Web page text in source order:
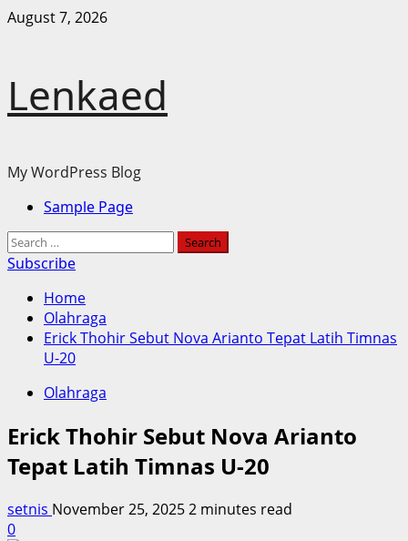
Skip
August 7, 2026
Lenkaed
My WordPress Blog
PrimarySample Page
Search
for:
Subscribe
Home
Olahraga
Erick Thohir Sebut Nova Arianto Tepat Latih Timnas
U-20
Olahraga
Erick Thohir Sebut Nova Arianto
Tepat Latih Timnas U-20
setnis November 25, 20252 minutes read
0